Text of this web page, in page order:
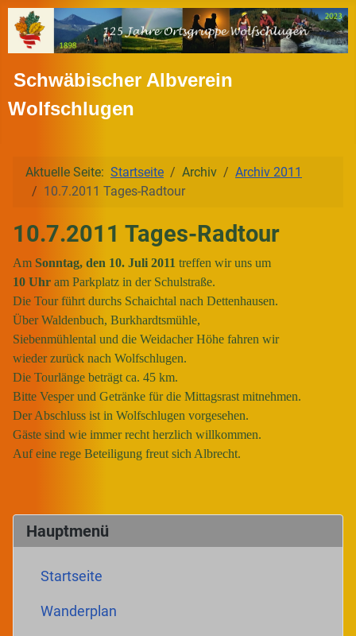
Schwäbischer Albverein
Wolfschlugen
Hauptmenü
Startseite
Wanderplan
Aktuelle Seite: Startseite Archiv
Archiv 2011
10.7.2011 Tages-Radtour
10.7.2011 Tages-Radtour
Am Sonntag, den 10. Juli 2011 treffen wir uns um
10 Uhr am Parkplatz in der Schulstraße.
Die Tour führt durchs Schaichtal nach Dettenhausen.
Über Waldenbuch, Burkhardtsmühle,
Siebenmühlental und die Weidacher Höhe fahren wir
wieder zurück nach Wolfschlugen.
Die Tourlänge beträgt ca. 45 km.
Bitte Vesper und Getränke für die Mittagsrast mitnehmen.
Der Abschluss ist in Wolfschlugen vorgesehen.
Gäste sind wie immer recht herzlich willkommen.
Auf eine rege Beteiligung freut sich Albrecht.